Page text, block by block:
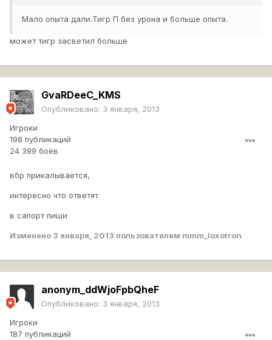
Мало опыта дали.Тигр П без урона и больше опыта.
может тигр засветил больше
GvaRDeeC_KMS
Опубликовано: 3 января, 2013
Игроки
198 публикаций
24 399 боёв
вбр прикалывается,
интересно что ответят
в сапорт пиши
Изменено 3 января, 2013 пользователем mmm_loxotron
anonym_ddWjoFpbQheF
Опубликовано: 3 января, 2013
Игроки
187 публикаций